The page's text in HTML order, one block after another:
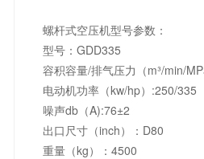
螺杆式空压机型号参数：
型号：GDD335
容积容量/排气压力（m³/min/
电动机功率（kw/hp）:250/335
噪声db（A):76±2
出口尺寸（inch）：D80
重量（kg）：4500